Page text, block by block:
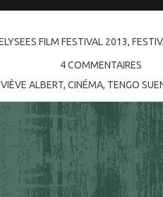
FILM FESTIVAL 2013,
4 COMMENTAIRES
ALBERT,CINÉMA, TENGO